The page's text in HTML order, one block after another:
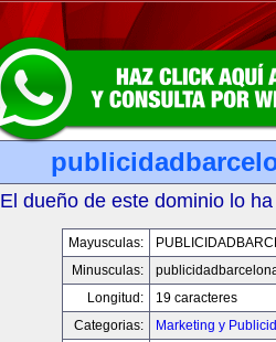
El dueño de este dominio lo
Mayusculas:
Minusculas:
Longitud:
19 caracteres
Categorias:
Marketing y